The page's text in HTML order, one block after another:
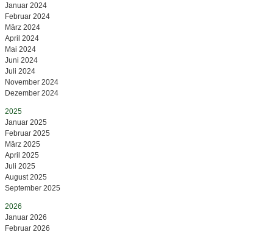
Januar 2024
Februar 2024
März 2024
April 2024
Mai 2024
Juni 2024
Juli 2024
November 2024
Dezember 2024
2025
Januar 2025
Februar 2025
März 2025
April 2025
Juli 2025
August 2025
September 2025
2026
Januar 2026
Februar 2026